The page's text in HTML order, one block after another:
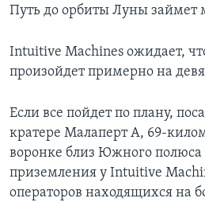
Путь до орбиты Луны займет
Intuitive Machines ожидает,
произойдет примерно на
Если все пойдет по плану,
кратере Малаперт А, 69-
воронке близ Южного
приземления у Intuitive
операторов находящихся на